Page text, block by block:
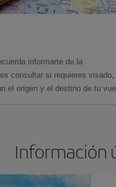
informarte de la
consultar si requieres visado,
el origen y el destino de tu
Información